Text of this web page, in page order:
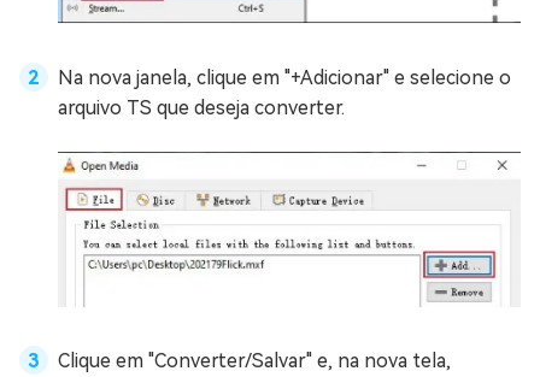
Na nova janela, clique em "+Adicionar" e selecione o
arquivo TS que deseja converter.
Clique em "Converter/Salvar" e, na nova tela,